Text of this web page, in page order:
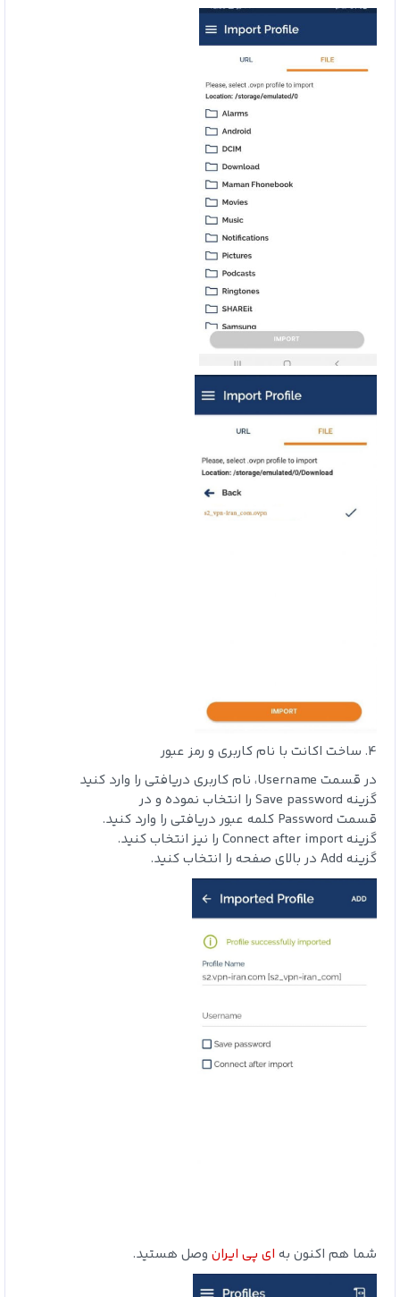
4. ساخت اکانت با نام کاربری و رمز عبور
در قسمت Username، نام کاربری دریافتی را وارد کنید
گزینه Save password را انتخاب نموده و در
قسمت Password کلمه عبور دریافتی را وارد کنید.
گزینه Connect after import را نیز انتخاب کنید.
گزینه Add در بالای صفحه را انتخاب کنید.
شما هم اکنون به ای پی ایران وصل هستید.